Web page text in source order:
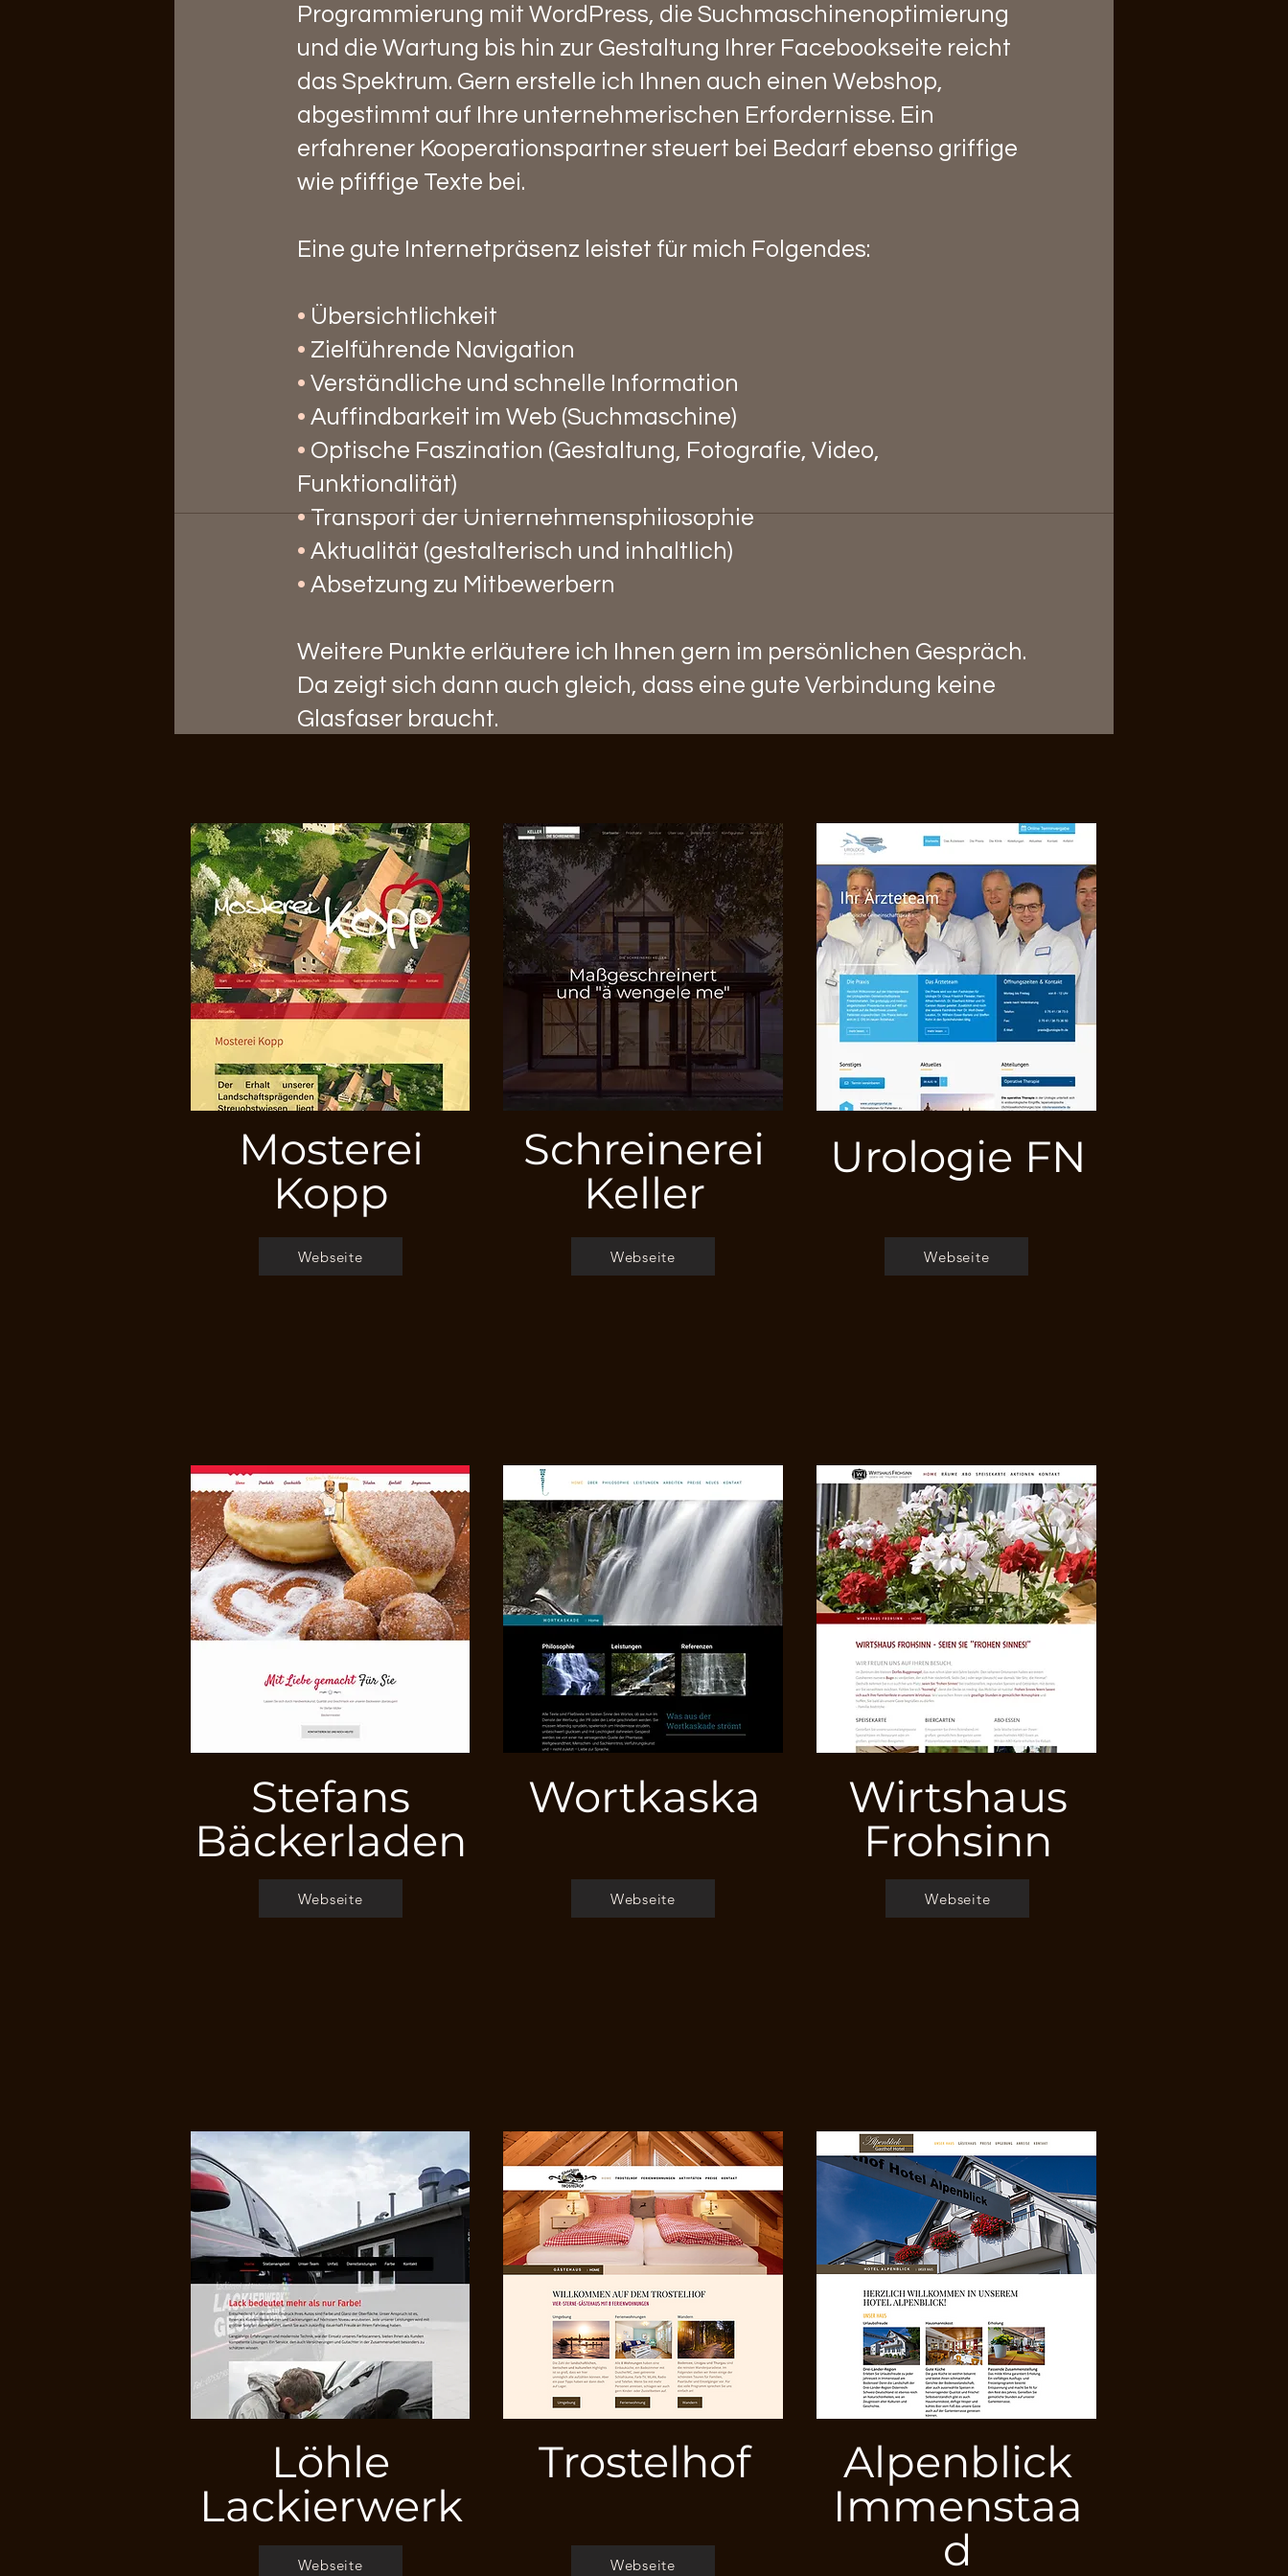
Programmierung mit WordPress, die Suchmaschinenoptimierung
und die Wartung bis hin zur Gestaltung Ihrer Facebookseite reicht
das Spektrum. Gern erstelle ich Ihnen auch einen Webshop,
abgestimmt auf Ihre unternehmerischen Erfordernisse. Ein
erfahrener Kooperationspartner steuert bei Bedarf ebenso griffige
wie pfiffige Texte bei.
Eine gute Internetpräsenz leistet für mich Folgendes:
• Übersichtlichkeit
• Zielführende Navigation
• Verständliche und schnelle Information
• Auffindbarkeit im Web (Suchmaschine)
• Optische Faszination (Gestaltung, Fotografie, Video,
Funktionalität)
•Transport der Unternehmensphilosophie
• Aktualität (gestalterisch und inhaltlich)
• Absetzung zu Mitbewerbern
Weitere Punkte erläutere ich Ihnen gern im persönlichen Gespräch.
Da zeigt sich dann auch gleich, dass eine gute Verbindung keine
Glasfaser braucht.
Mosterei
Kopp
Webseite
Schreinerei
Keller
Webseite
Urologie FN
Webseite
Stefans
Bäckerladen
Webseite
Wortkaska
Webseite
Wirtshaus
Frohsinn
Webseite
Löhle
Lackierwerk
Webseite
Trostelhof
Webseite
Alpenblick
Immenstaa
d